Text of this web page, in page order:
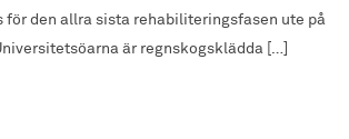
för den allra sista rehabiliteringsfasen ute på
är regnskogsklädda […]